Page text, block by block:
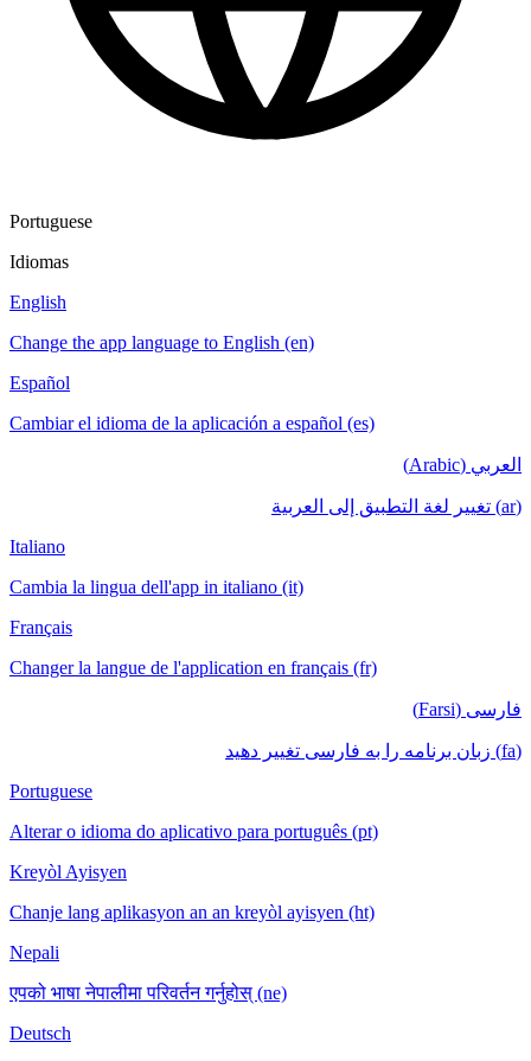
Portuguese
Idiomas
English
Change the app language to English (en)
Español
Cambiar el idioma de la aplicación a español (es)
العربي (Arabic)
(ar) تغيير لغة التطبيق إلى العربية
Italiano
Cambia la lingua dell'app in italiano (it)
Français
Changer la langue de l'application en français (fr)
فارسی (Farsi)
(fa) زبان برنامه را به فارسی تغییر دهید
Portuguese
Alterar o idioma do aplicativo para português (pt)
Kreyòl Ayisyen
Chanje lang aplikasyon an an kreyòl ayisyen (ht)
Nepali
एपको भाषा नेपालीमा परिवर्तन गर्नुहोस् (ne)
Deutsch